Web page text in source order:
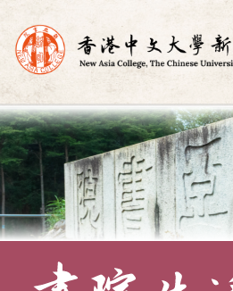
Skip
to
content